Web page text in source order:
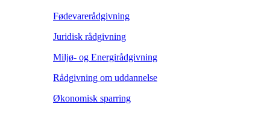
Fødevarerådgivning
Juridisk rådgivning
Miljø- og Energirådgivning
Rådgivning om uddannelse
Økonomisk sparring